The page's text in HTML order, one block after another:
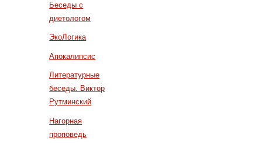
Беседы с
диетологом
ЭкоЛогика
Апокалипсис
Литературные
беседы. Виктор
Рутминский
Нагорная
проповедь